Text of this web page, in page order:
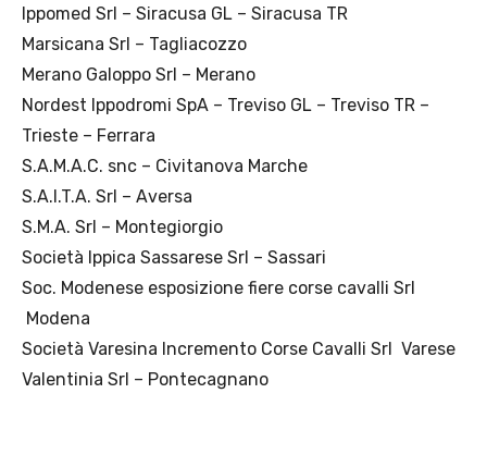
Ippomed Srl – Siracusa GL – Siracusa TR
Marsicana Srl – Tagliacozzo
Merano Galoppo Srl – Merano
Nordest Ippodromi SpA – Treviso GL – Treviso TR –
Trieste – Ferrara
S.A.M.A.C. snc – Civitanova Marche
S.A.I.T.A. Srl – Aversa
S.M.A. Srl – Montegiorgio
Società Ippica Sassarese Srl – Sassari
Soc. Modenese esposizione fiere corse cavalli Srl
Modena
Società Varesina Incremento Corse Cavalli Srl Varese
Valentinia Srl – Pontecagnano